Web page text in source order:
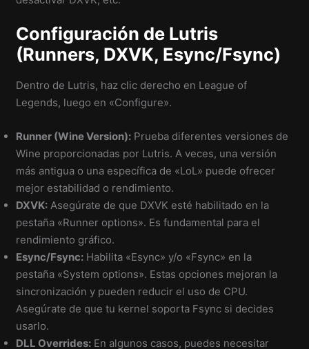
Configuración de Lutris
(Runners, DXVK, Esync/Fsync)
Dentro de Lutris, haz clic derecho en League of
Legends, luego en «Configure».
Runner (Wine Version): Prueba diferentes versiones de
Wine proporcionadas por Lutris. A veces, una versión
más antigua o una específica de «LoL» puede ofrecer
mejor estabilidad o rendimiento.
DXVK: Asegúrate de que DXVK esté habilitado en la
pestaña «Runner options». Es fundamental para el
rendimiento gráfico.
Esync/Fsync: Habilita «Esync» y/o «Fsync» en la
pestaña «System options». Estas opciones mejoran la
sincronización y pueden reducir el uso de CPU.
Asegúrate de que tu kernel soporta Fsync si decides
usarlo.
DLL Overrides: En algunos casos, puedes necesitar